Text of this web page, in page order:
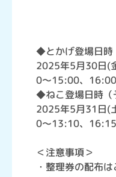
◆とかげ登場日時
2025年5月30
0～15:00、
◆ねこ登場日時（
2025年5月31
0～13:10、
＜注意事項＞
・整理券の配布は